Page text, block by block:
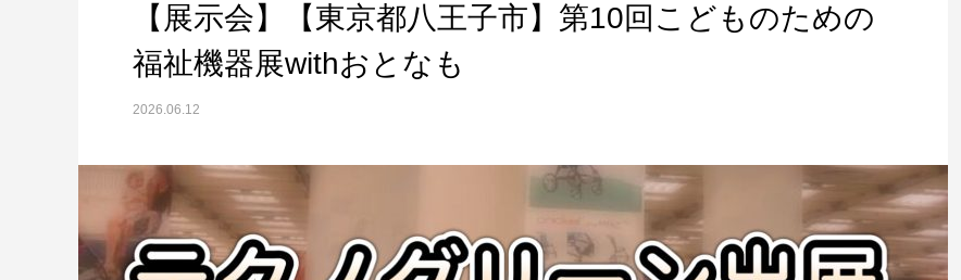
【展示会】【東京都八王子市】第10回こどものための
福祉機器展withおとなも
2026.06.12
主に お尻がずれやすい、 活動的な アテトー
ゼ型の筋緊張でお困りの方におすすめ！
令和6年 販売開始！国内販売30年以上の
Panda シーティングシステムの最高峰！